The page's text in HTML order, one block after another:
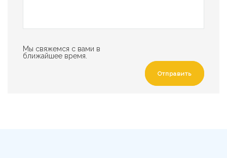
Мы свяжемся с вами в
ближайшее время.
Отправить